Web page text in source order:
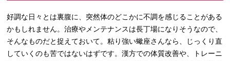
好調な日々とは裏腹に、突然体のどこかに不調を感じることがある
かもしれません。治療やメンテナンスは長丁場になりそうなので、
そんなものだと捉えておいて。粘り強い蠍座さんなら、じっくり直
していくのも苦ではないはずです。漢方での体質改善や、トレーニ